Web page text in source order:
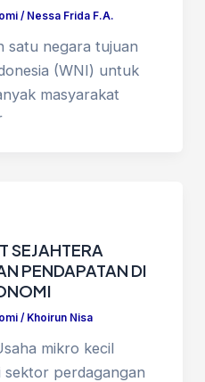
/ Nessa Frida F.A.
satu negara tujuan
(WNI) untuk
masyarakat
SEJAHTERA
PENDAPATAN DI
/ Khoirun Nisa
mikro kecil
sektor perdagangan